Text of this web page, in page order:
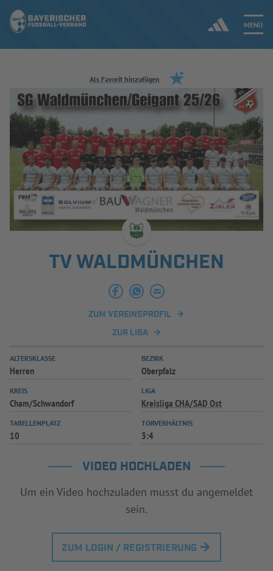
MENÜ
Jetzt einloggen
ERGEBNISSE & WETTBEWERBE
NEUIGKEITEN
SPIELBETRIEB & VERBANDSLEBEN
AUSBILDUNG & FÖRDERUNG
INFOTHEK SPIELPLUS
Als Favorit hinzufügen
TV WALDMÜNCHEN
ZUM VEREINSPROFIL
ZUR LIGA
ALTERSKLASSE
Herren
BEZIRK
Oberpfalz
KREIS
Cham/Schwandorf
LIGA
Kreisliga CHA/SAD Ost
TABELLENPLATZ
10
TORVERHÄLTNIS
3:4
VIDEO HOCHLADEN
Um ein Video hochzuladen musst du angemeldet
sein.
ZUM LOGIN / REGISTRIERUNG